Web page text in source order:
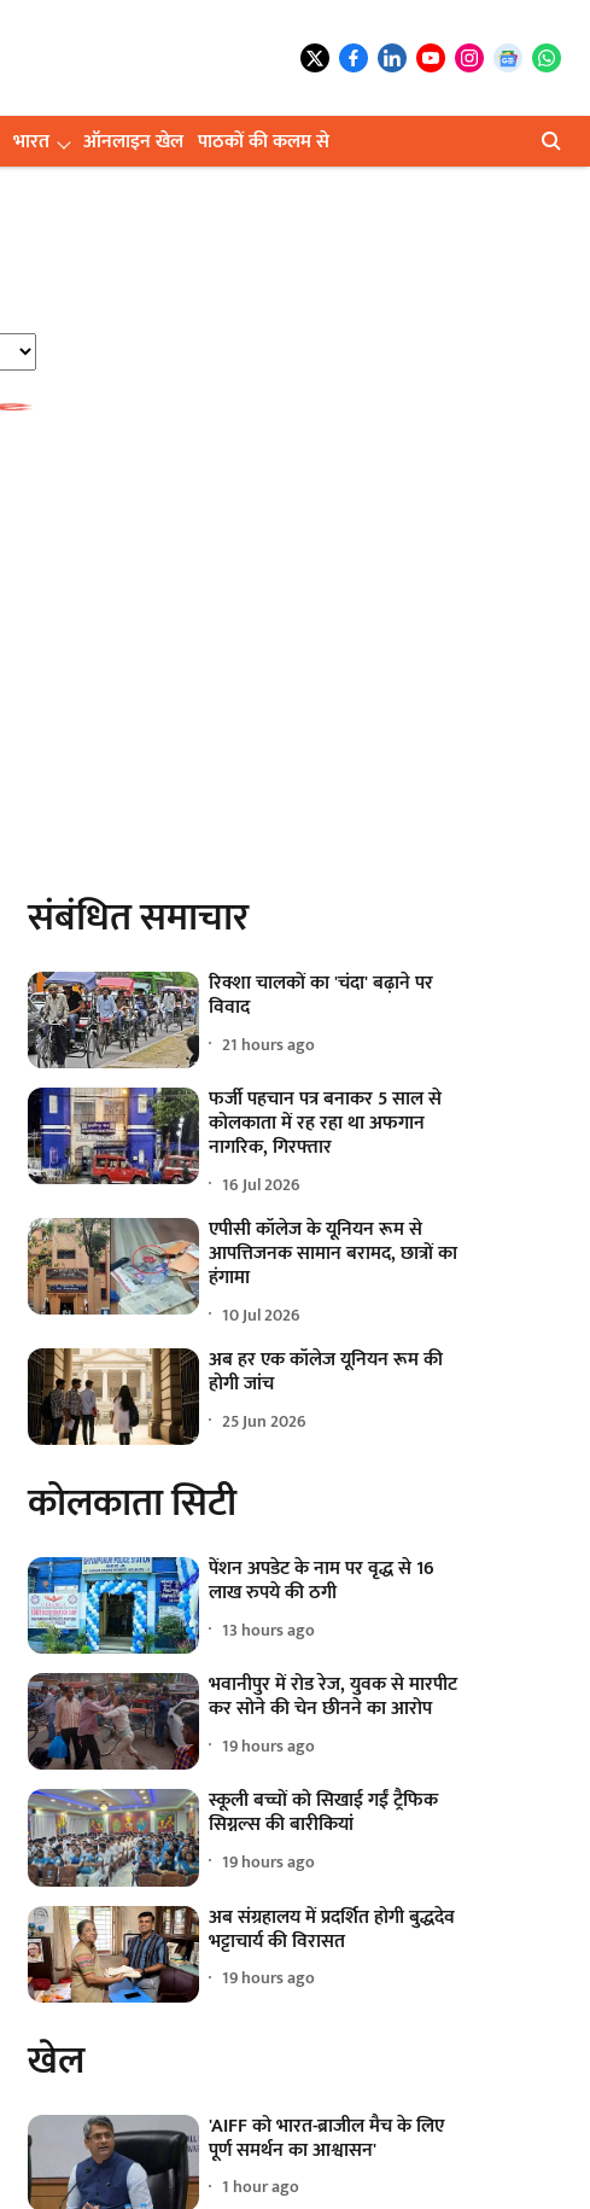
भारत ऑनलाइन खेल पाठकों की कलम से
संबंधित समाचार
रिक्शा चालकों का 'चंदा' बढ़ाने पर
विवाद
21 hours ago
फर्जी पहचान पत्र बनाकर 5 साल से
कोलकाता में रह रहा था अफगान
नागरिक, गिरफ्तार
16 Jul 2026
एपीसी कॉलेज के यूनियन रूम से
आपत्तिजनक सामान बरामद, छात्रों का
हंगामा
10 Jul 2026
अब हर एक कॉलेज यूनियन रूम की
होगी जांच
25 Jun 2026
कोलकाता सिटी
पेंशन अपडेट के नाम पर वृद्ध से 16
लाख रुपये की ठगी
13 hours ago
भवानीपुर में रोड रेज, युवक से मारपीट
कर सोने की चेन छीनने का आरोप
19 hours ago
स्कूली बच्चों को सिखाई गईं ट्रैफिक
सिग्नल्स की बारीकियां
19 hours ago
अब संग्रहालय में प्रदर्शित होगी बुद्धदेव
भट्टाचार्य की विरासत
19 hours ago
खेल
'AIFF को भारत-ब्राजील मैच के लिए
पूर्ण समर्थन का आश्वासन'
1 hour ago